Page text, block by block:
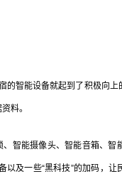
智能设备就起到了积极向上
料。
智能摄像头、智能音箱、智
及一些“黑科技”的加码，让